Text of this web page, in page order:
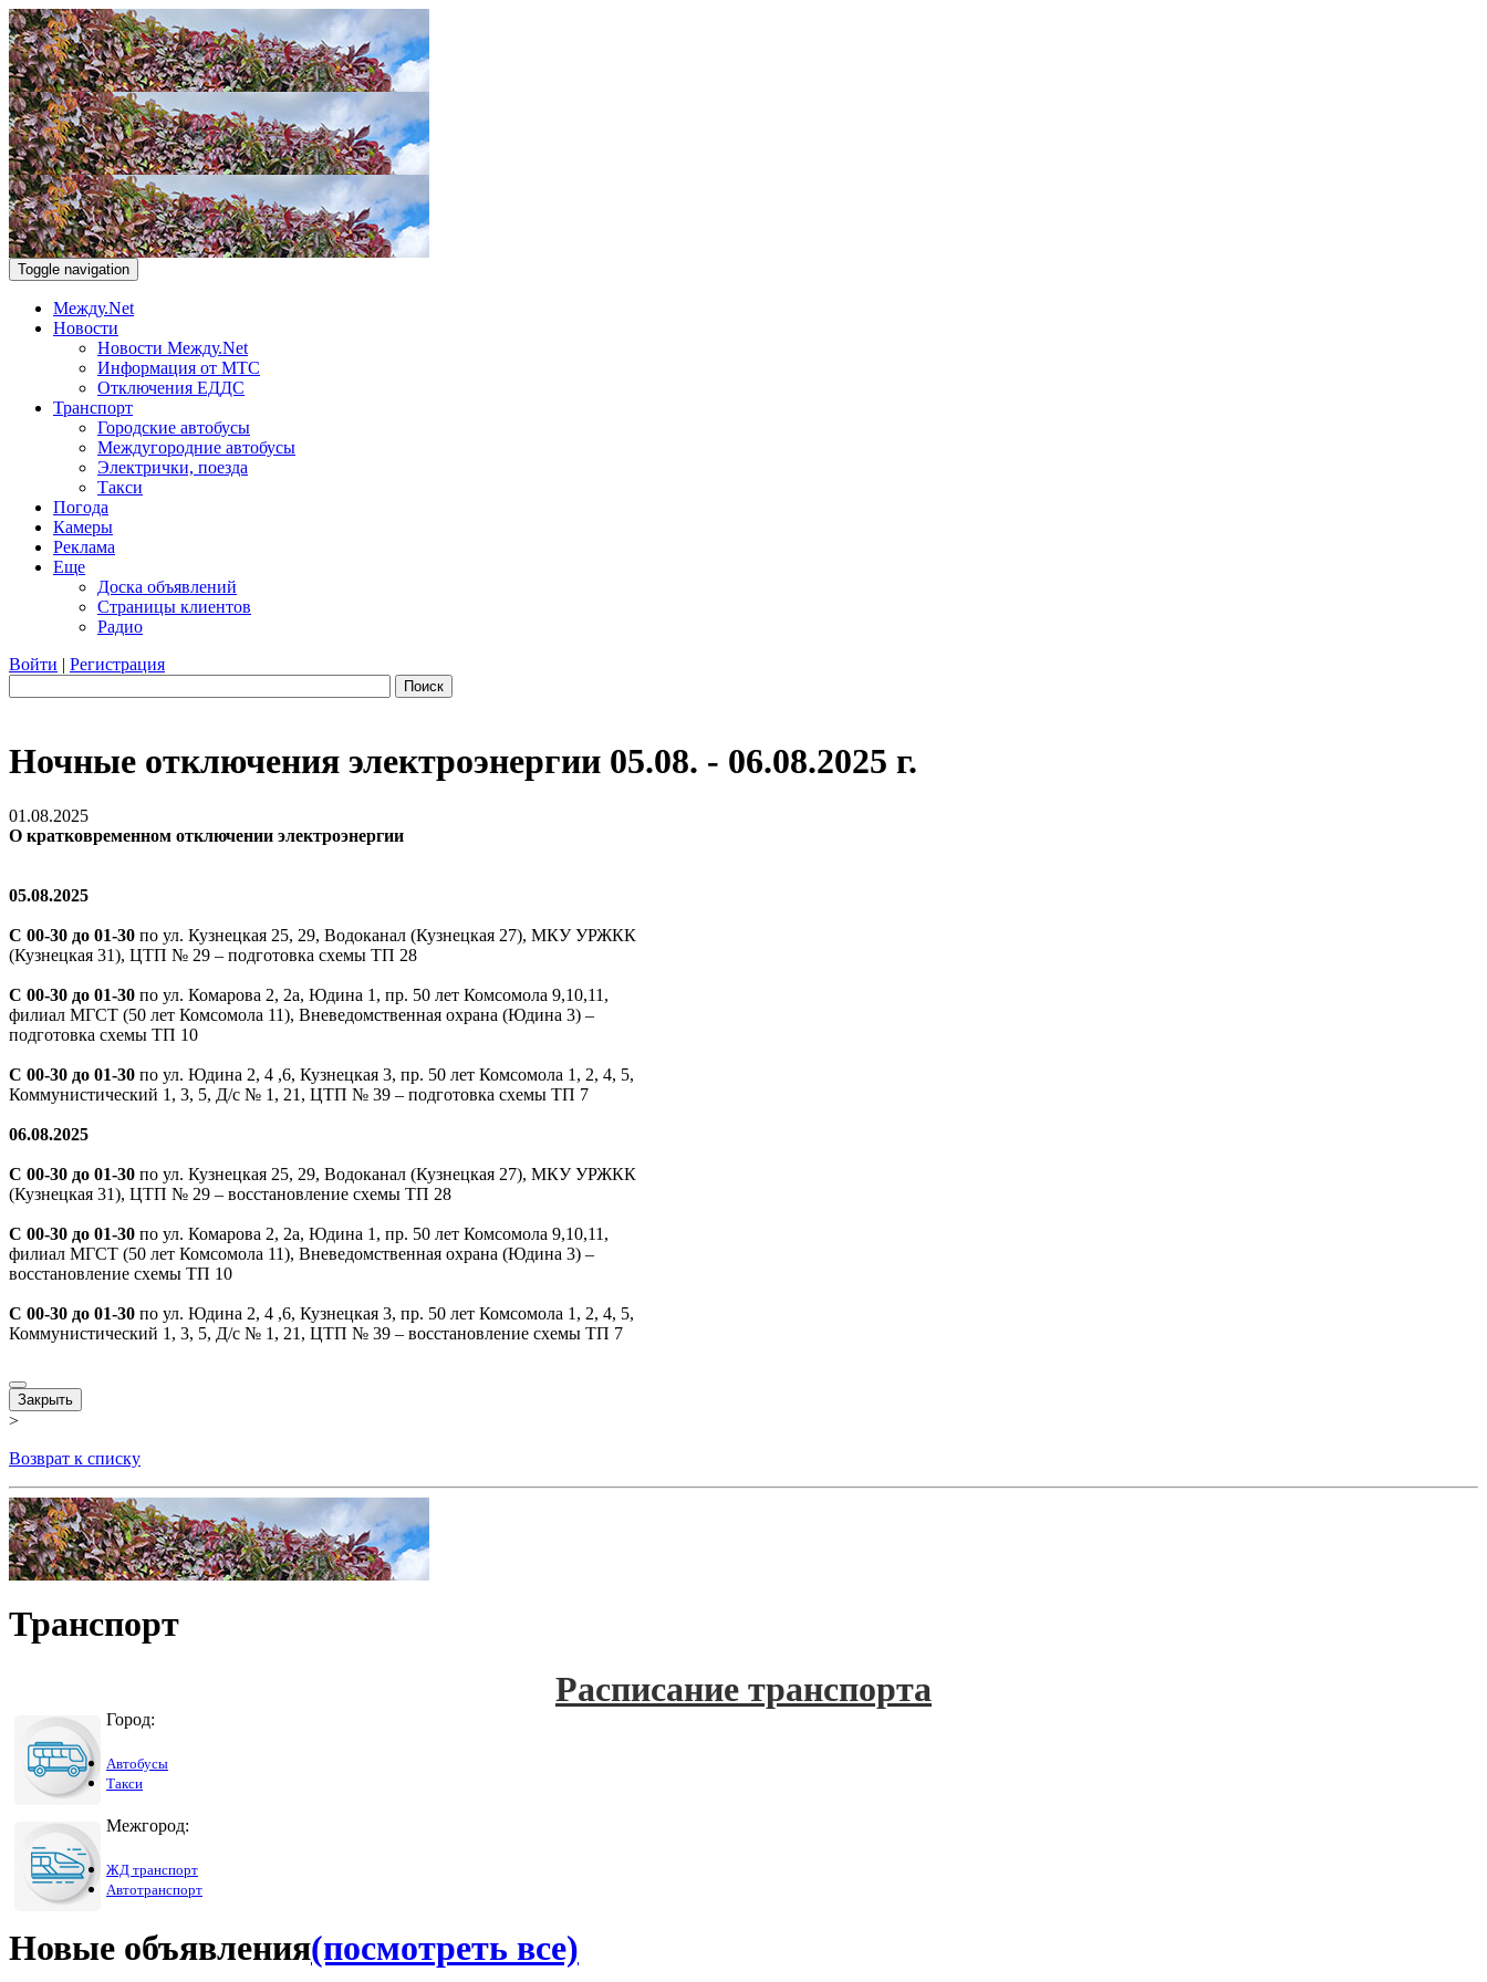
Toggle navigation
Между.Net
Новости
Новости Между.Net
Информация от МТС
Отключения ЕДДС
Транспорт
Городские автобусы
Междугородние автобусы
Электрички, поезда
Такси
Погода
Камеры
Реклама
Еще
Доска объявлений
Страницы клиентов
Радио
Войти | Регистрация
Поиск
Ночные отключения электроэнергии 05.08. - 06.08.2025 г.
01.08.2025
О кратковременном отключении электроэнергии
05.08.2025
С 00-30 до 01-30 по ул. Кузнецкая 25, 29, Водоканал (Кузнецкая 27), МКУ УРЖКК
(Кузнецкая 31), ЦТП № 29 – подготовка схемы ТП 28
С 00-30 до 01-30 по ул. Комарова 2, 2а, Юдина 1, пр. 50 лет Комсомола 9,10,11,
филиал МГСТ (50 лет Комсомола 11), Вневедомственная охрана (Юдина 3) –
подготовка схемы ТП 10
С 00-30 до 01-30 по ул. Юдина 2, 4 ,6, Кузнецкая 3, пр. 50 лет Комсомола 1, 2, 4, 5,
Коммунистический 1, 3, 5, Д/с № 1, 21, ЦТП № 39 – подготовка схемы ТП 7
06.08.2025
С 00-30 до 01-30 по ул. Кузнецкая 25, 29, Водоканал (Кузнецкая 27), МКУ УРЖКК
(Кузнецкая 31), ЦТП № 29 – восстановление схемы ТП 28
С 00-30 до 01-30 по ул. Комарова 2, 2а, Юдина 1, пр. 50 лет Комсомола 9,10,11,
филиал МГСТ (50 лет Комсомола 11), Вневедомственная охрана (Юдина 3) –
восстановление схемы ТП 10
С 00-30 до 01-30 по ул. Юдина 2, 4 ,6, Кузнецкая 3, пр. 50 лет Комсомола 1, 2, 4, 5,
Коммунистический 1, 3, 5, Д/с № 1, 21, ЦТП № 39 – восстановление схемы ТП 7
Закрыть
>
Возврат к списку
Транспорт
Расписание транспорта
Город:
Автобусы
Такси
Межгород:
ЖД транспорт
Автотранспорт
Новые объявления(посмотреть все)